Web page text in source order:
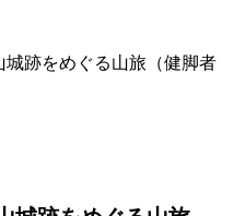
跡をめぐる山旅（健脚者